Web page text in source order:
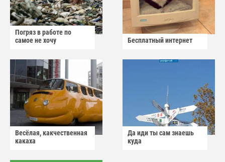
Погряз в работе по
самое не хочу
Бесплатный интернет
Весёлая, какчественная
какаха
Да иди ты сам знаешь
куда